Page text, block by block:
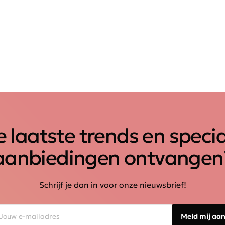
laatste trends en
Schrijf je dan in voor onze nieuwsbrief!
Meld mij aan